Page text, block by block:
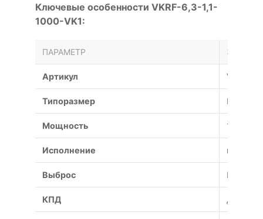
Ключевые особенности VKRF-6,3-1,1-
1000-VK1:
ПАРАМЕТР
Артикул VKRF-
Типоразмер №
Мощность 1.1 кВт
Исполнение
Выброс
КПД До 75%